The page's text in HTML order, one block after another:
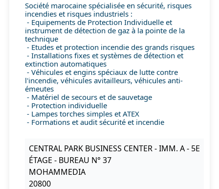
Société marocaine spécialisée en sécurité, risques
incendies et risques industriels :
- Equipements de Protection Individuelle et
instrument de détection de gaz à la pointe de la
technique
- Etudes et protection incendie des grands risques
- Installations fixes et systèmes de détection et
extinction automatiques
- Véhicules et engins spéciaux de lutte contre
l'incendie, véhicules avitailleurs, véhicules anti-
émeutes
- Matériel de secours et de sauvetage
- Protection individuelle
- Lampes torches simples et ATEX
- Formations et audit sécurité et incendie
CENTRAL PARK BUSINESS CENTER - IMM. A - 5E
ÉTAGE - BUREAU N° 37
MOHAMMEDIA
20800